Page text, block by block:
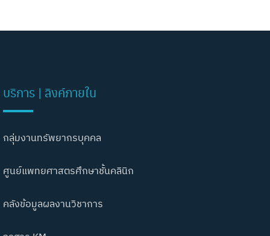
บริการ | ลิงค์ภายใน
กลุ่มงานทรัพยากรบุคคล
ศูนย์แพทยศาสตรศึกษาชั้นคลินิก
คลังข้อมูลผลงานวิชาการ